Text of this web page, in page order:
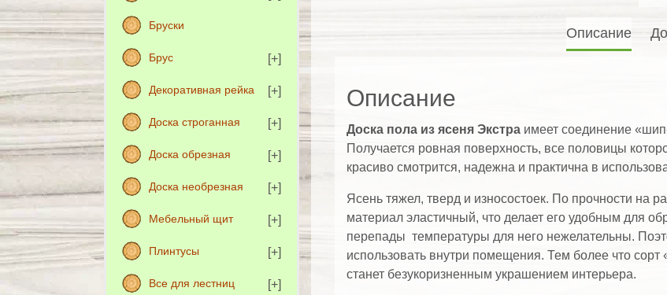
Бруски
Брус
Декоративная рейка
Доска строганная
Доска обрезная
Доска необрезная
Мебельный щит
Плинтусы
Все для лестниц
Описание
Описание
Доска пола из ясеня Экстраимеет соединение
Получается ровная поверхность, все половицы
красиво смотрится, надежна и практична в
Ясень тяжел, тверд и износостоек. По прочности на
материал эластичный, что делает его удобным для
перепады температуры для него нежелательны.
использовать внутри помещения. Тем более что
станет безукоризненным украшением интерьера.